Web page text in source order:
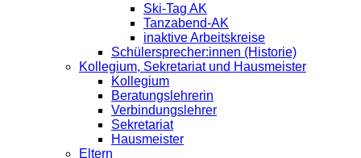
Ski-Tag AK
Tanzabend-AK
inaktive Arbeitskreise
Schülersprecher:innen (Historie)
Kollegium, Sekretariat und Hausmeister
Kollegium
Beratungslehrerin
Verbindungslehrer
Sekretariat
Hausmeister
Eltern